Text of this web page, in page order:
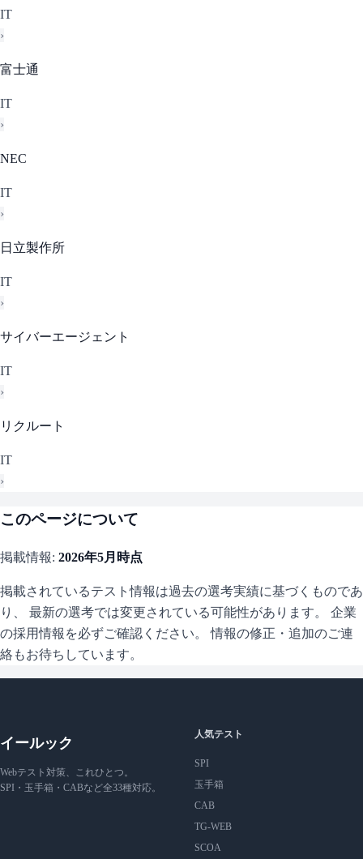
IT
›
富士通
IT
›
NEC
IT
›
日立製作所
IT
›
サイバーエージェント
IT
›
リクルート
IT
›
このページについて
掲載情報: 2026年5月 時点
掲載されているテスト情報は過去の選考実績に基づくものであ
り、 最新の選考では変更されている可能性があります。 企業
の採用情報を必ずご確認ください。 情報の修正・追加のご連
絡もお待ちしています。
イールック
Webテスト対策、これひとつ。
SPI・玉手箱・CABなど全33種対応。
人気テスト
SPI
玉手箱
CAB
TG-WEB
SCOA